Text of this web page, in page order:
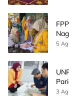
5
AI
3